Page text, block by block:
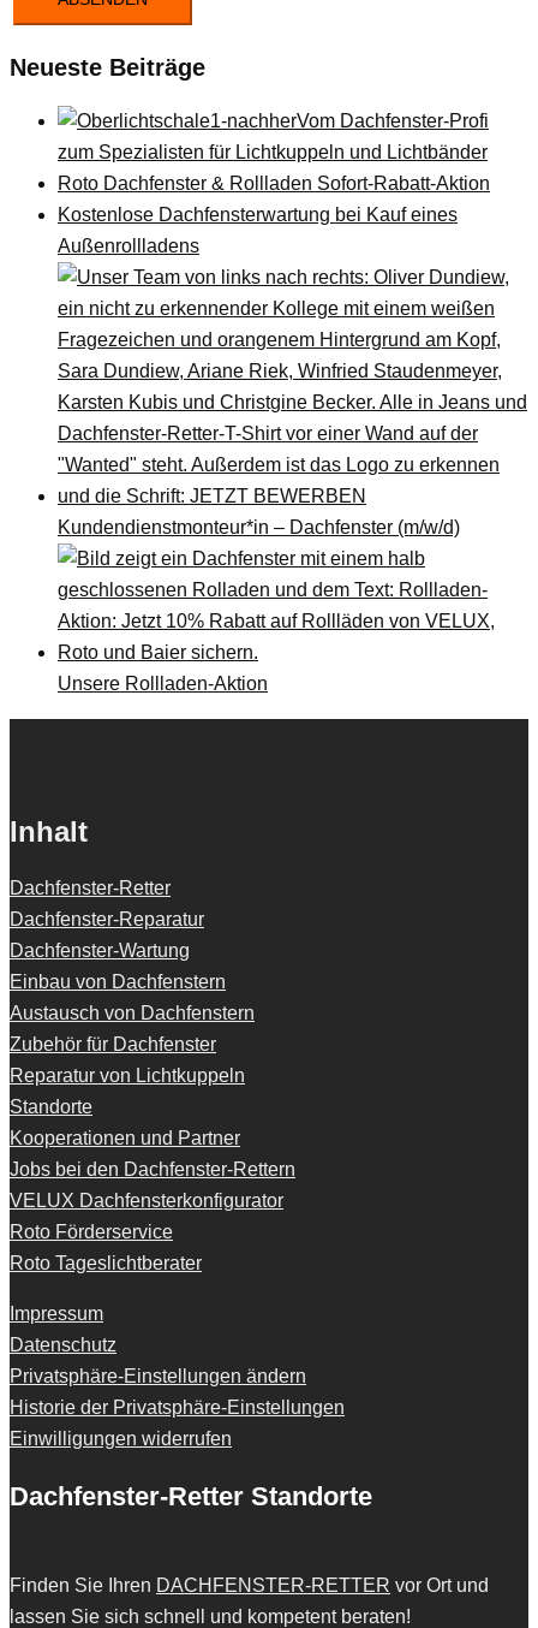
Neueste Beiträge
Vom Dachfenster-Profi
zum Spezialisten für Lichtkuppeln und Lichtbänder
Roto Dachfenster & Rollladen Sofort-Rabatt-Aktion
Kostenlose Dachfensterwartung bei Kauf eines
Außenrollladens
Kundendienstmonteur*in – Dachfenster (m/w/d)
Unsere Rollladen-Aktion
Inhalt
Dachfenster-Retter
Dachfenster-Reparatur
Dachfenster-Wartung
Einbau von Dachfenstern
Austausch von Dachfenstern
Zubehör für Dachfenster
Reparatur von Lichtkuppeln
Standorte
Kooperationen und Partner
Jobs bei den Dachfenster-Rettern
VELUX Dachfensterkonfigurator
Roto Förderservice
Roto Tageslichtberater
Impressum
Datenschutz
Privatsphäre-Einstellungen ändern
Historie der Privatsphäre-Einstellungen
Einwilligungen widerrufen
Dachfenster-Retter Standorte
Finden Sie Ihren DACHFENSTER-RETTER vor Ort und
lassen Sie sich schnell und kompetent beraten!